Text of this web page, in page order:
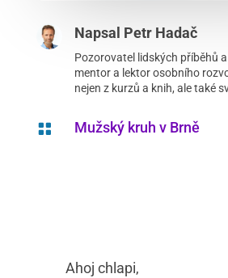
Napsal Petr Hadač
Pozorovatel lidských příběhů
mentor a lektor osobního
nejen z kurzů a knih, ale také
 Mužský kruh v Brně
Ahoj chlapi,